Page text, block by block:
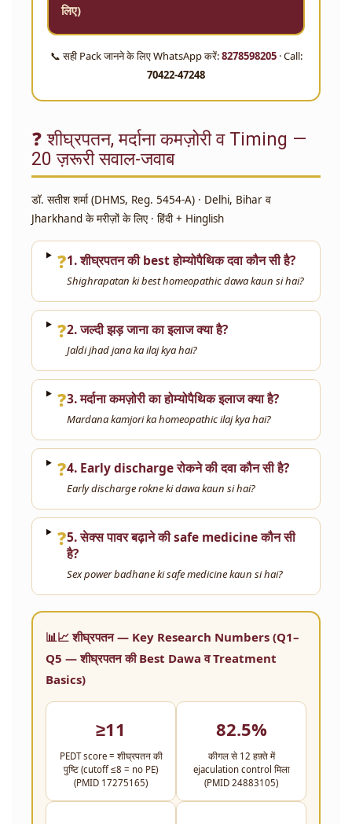
लिए)
📞 सही Pack जानने के लिए WhatsApp करें:8278598205· Call:
70422-47248
❓ शीघ्रपतन, मर्दाना कमज़ोरी व Timing —
20 ज़रूरी सवाल-जवाब
डॉ. सतीश शर्मा (DHMS, Reg. 5454-A) · Delhi, Bihar व
Jharkhand के मरीज़ों के लिए · हिंदी + Hinglish
❓1. शीघ्रपतन की best होम्योपैथिक दवा कौन सी है?
Shighrapatan ki best homeopathic dawa kaun si hai?
❓2. जल्दी झड़ जाना का इलाज क्या है?
Jaldi jhad jana ka ilaj kya hai?
❓3. मर्दाना कमज़ोरी का होम्योपैथिक इलाज क्या है?
Mardana kamjori ka homeopathic ilaj kya hai?
❓4. Early discharge रोकने की दवा कौन सी है?
Early discharge rokne ki dawa kaun si hai?
❓5. सेक्स पावर बढ़ाने की safe medicine कौन सी
है?
Sex power badhane ki safe medicine kaun si hai?
📊📈 शीघ्रपतन — Key Research Numbers (Q1–
Q5 — शीघ्रपतन की Best Dawa व Treatment
Basics)
≥11
PEDT score = शीघ्रपतन की
पुष्टि (cutoff ≤8 = no PE)
(PMID 17275165)
82.5%
कीगल से 12 हफ़्ते में
ejaculation control मिला
(PMID 24883105)